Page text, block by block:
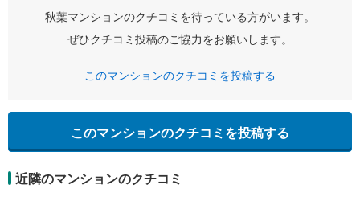
秋葉マンションのクチコミを待っている方がいます。
ぜひクチコミ投稿のご協力をお願いします。
このマンションのクチコミを投稿する
このマンションのクチコミを投稿する
近隣のマンションのクチコミ